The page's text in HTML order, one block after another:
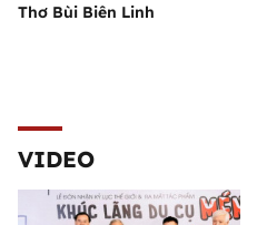
Thơ Bùi Biên Linh
VIDEO